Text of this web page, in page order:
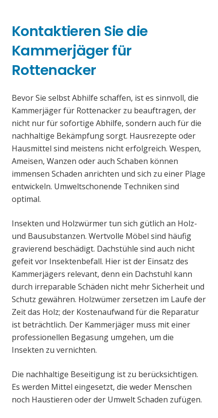
Kontaktieren Sie die
Kammerjäger für
Rottenacker
Bevor Sie selbst Abhilfe schaffen, ist es sinnvoll, die
Kammerjäger für Rottenacker zu beauftragen, der
nicht nur für sofortige Abhilfe, sondern auch für die
nachhaltige Bekämpfung sorgt. Hausrezepte oder
Hausmittel sind meistens nicht erfolgreich. Wespen,
Ameisen, Wanzen oder auch Schaben können
immensen Schaden anrichten und sich zu einer Plage
entwickeln. Umweltschonende Techniken sind
optimal.
Insekten und Holzwürmer tun sich gütlich an Holz-
und Bausubstanzen. Wertvolle Möbel sind häufig
gravierend beschädigt. Dachstühle sind auch nicht
gefeit vor Insektenbefall. Hier ist der Einsatz des
Kammerjägers relevant, denn ein Dachstuhl kann
durch irreparable Schäden nicht mehr Sicherheit und
Schutz gewähren. Holzwümer zersetzen im Laufe der
Zeit das Holz; der Kostenaufwand für die Reparatur
ist beträchtlich. Der Kammerjäger muss mit einer
professionellen Begasung umgehen, um die
Insekten zu vernichten.
Die nachhaltige Beseitigung ist zu berücksichtigen.
Es werden Mittel eingesetzt, die weder Menschen
noch Haustieren oder der Umwelt Schaden zufügen.